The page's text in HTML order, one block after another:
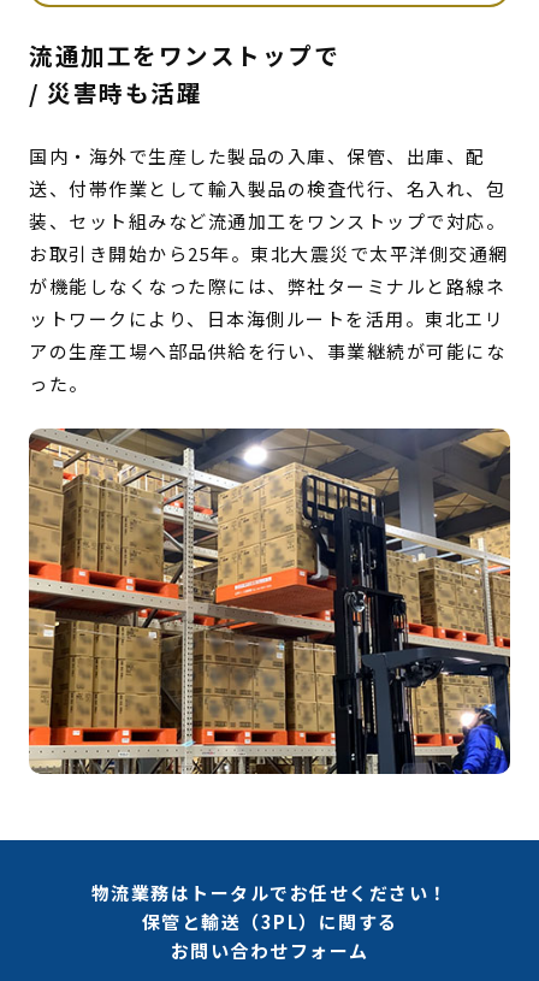
流通加工をワンストップで
/ 災害時も活躍
国内・海外で生産した製品の入庫、保管、出庫、配
送、付帯作業として輸入製品の検査代行、名入れ、包
装、セット組みなど流通加工をワンストップで対応。
お取引き開始から25年。東北大震災で太平洋側交通網
が機能しなくなった際には、弊社ターミナルと路線ネ
ットワークにより、日本海側ルートを活用。東北エリ
アの生産工場へ部品供給を行い、事業継続が可能にな
った。
物流業務はトータルでお任せください！
保管と輸送（3PL）に関する
お問い合わせフォーム